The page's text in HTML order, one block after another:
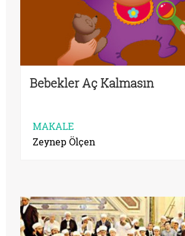
Bebekler Aç Kalmasın
MAKALE
Zeynep Ölçen